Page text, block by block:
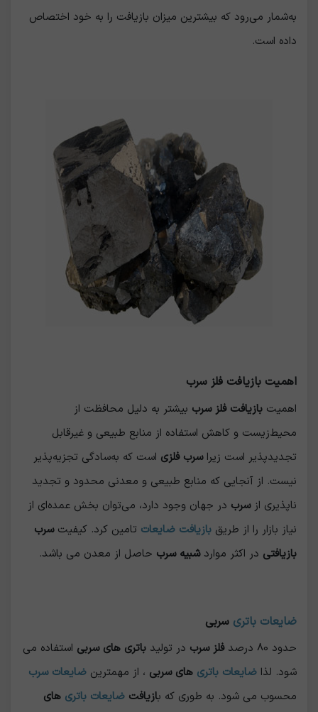
به‌شمار می‌رود که بیشترین میزان بازیافت را به خود اختصاص
داده است.
اهمیت بازیافت فلز سرب
اهمیت بازیافت فلز سرب بیشتر به دلیل محافظت از
محیط‌زیست و کاهش استفاده از منابع طبیعی و غیرقابل
تجدیدپذیر است زیراسرب فلزی است که به‌سادگی تجزیه‌پذیر
نیست. از آنجایی که منابع طبیعی و معدنی محدود و تجدید
ناپذیری ازسرب در جهان وجود دارد، می‌توان بخش عمده‌ای از
نیاز بازار را از طریق بازیافت ضایعات تامین کرد. کیفیتسرب
بازیافتی در اکثر مواردشبیه سرب حاصل از معدن می باشد.
ضایعات باتری سربی
حدود 80 درصد فلز سرب در تولید باتری های سربی استفاده می
شود. لذا ضایعات باتری های سربی ، از مهمترین ضایعات سرب
محسوب می شود. به طوری که بازیافت ضایعات باتری های